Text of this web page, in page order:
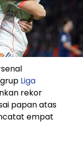
Liga
rekor
papan atas
empat